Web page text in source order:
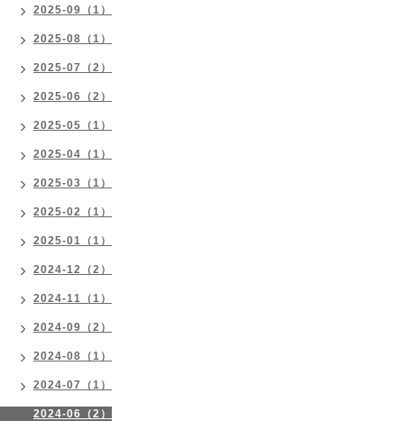
2025-09（1）
2025-08（1）
2025-07（2）
2025-06（2）
2025-05（1）
2025-04（1）
2025-03（1）
2025-02（1）
2025-01（1）
2024-12（2）
2024-11（1）
2024-09（2）
2024-08（1）
2024-07（1）
2024-06（2）